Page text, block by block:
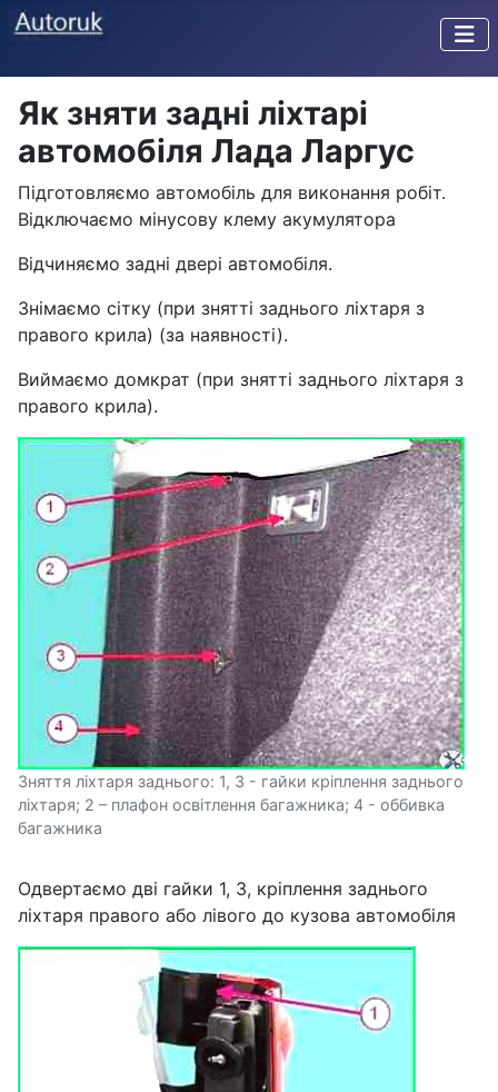
Як зняти задні ліхтарі
автомобіля Лада Ларгус
Підготовляємо автомобіль для виконання робіт.
Відключаємо мінусову клему акумулятора
Відчиняємо задні двері автомобіля.
Знімаємо сітку (при знятті заднього ліхтаря з
правого крила) (за наявності).
Виймаємо домкрат (при знятті заднього ліхтаря з
правого крила).
Зняття ліхтаря заднього: 1, 3 - гайки кріплення заднього
ліхтаря; 2 – плафон освітлення багажника; 4 - оббивка
багажника
Одвертаємо дві гайки 1, 3, кріплення заднього
ліхтаря правого або лівого до кузова автомобіля